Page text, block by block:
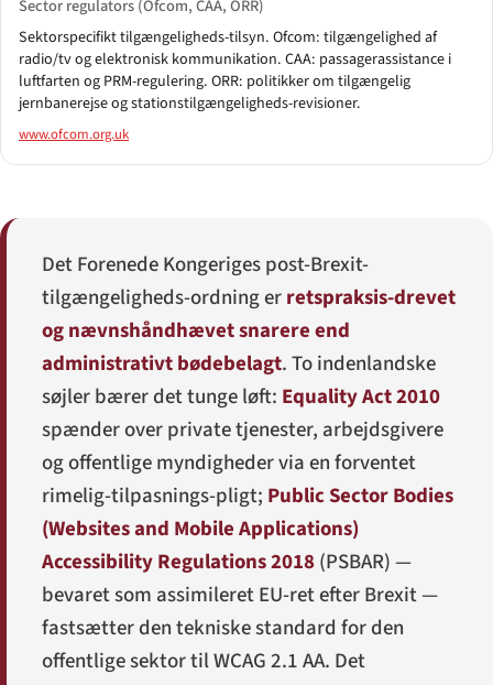
Sector regulators (Ofcom, CAA, ORR)
Sektorspecifikt tilgængeligheds-tilsyn. Ofcom: tilgængelighed af
radio/tv og elektronisk kommunikation. CAA: passagerassistance i
luftfarten og PRM-regulering. ORR: politikker om tilgængelig
jernbanerejse og stationstilgængeligheds-revisioner.
www.ofcom.org.uk
Det Forenede Kongeriges post-Brexit-
tilgængeligheds-ordning erretspraksis-drevet
og nævnshåndhævet snarere end
administrativt bødebelagt. To indenlandske
søjler bærer det tunge løft: Equality Act 2010
spænder over private tjenester, arbejdsgivere
og offentlige myndigheder via en forventet
rimelig-tilpasnings-pligt; Public Sector Bodies
(Websites and Mobile Applications)
Accessibility Regulations 2018(PSBAR) —
bevaret som assimileret EU-ret efter Brexit —
fastsætter den tekniske standard for den
offentlige sektor til WCAG 2.1 AA. Det